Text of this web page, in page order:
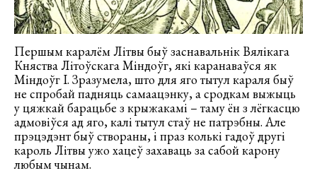
Першым каралём Літвы быў заснавальнік Вялікага
Княства Літоўскага Міндоўг, які каранаваўся як
Міндоўг I. Зразумела, што для яго тытул караля быў
не спробай падняць самаацэнку, а сродкам выжыць
у цяжкай барацьбе з крыжакамі – таму ён з лёгкасцю
адмовіўся ад яго, калі тытул стаў не патрэбны. Але
прэцэдэнт быў створаны, і праз колькі гадоў другі
кароль Літвы ужо хацеў захаваць за сабой карону
любым чынам.